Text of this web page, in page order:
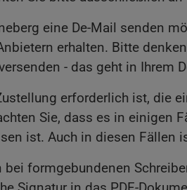
eine De-Mail senden
erhalten. Bitte
- das geht in
erforderlich ist, die
Sie, dass es in einigen
ist. Auch in diesen
bei formgebundenen